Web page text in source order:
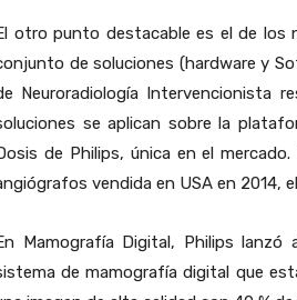
otro punto destacable es el de los
de soluciones (hardware y
Neuroradiología Intervencionista
se aplican sobre la
de Philips, única en el
vendida en USA en 2014,
Mamografía Digital, Philips
de mamografía digital que